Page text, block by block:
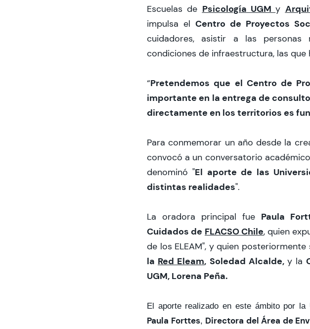
Escuelas de Psicología UGMy
impulsa el Centro de Proyectos
cuidadores, asistir a las
condiciones de infraestructura, las
“Pretendemos que el Centro de
importante en la entrega de
directamente en los territorios es
Para conmemorar un año desde la
convocó a un conversatorio
denominó "El aporte de las
distintas realidades".
La oradora principal fue Paula
Cuidados de FLACSO Chile, quien
de los ELEAM", y quien
la Red Eleam, Soledad Alcalde, y la
UGM, Lorena Peña.
El aporte realizado en este ámbito por la
Paula Forttes, Directora del Área de